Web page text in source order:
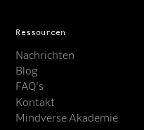
Online · KI-Assistent
Ressourcen
Nachrichten
Blog
FAQ's
Kontakt
Mindverse Akademie